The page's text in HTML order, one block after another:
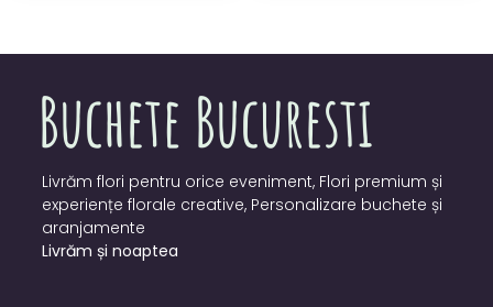
Livrăm flori pentru orice eveniment, Flori premium și
experiențe florale creative, Personalizare buchete și
aranjamente
Livrăm și noaptea